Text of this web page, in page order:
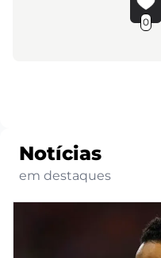
0
Notícias
em destaques